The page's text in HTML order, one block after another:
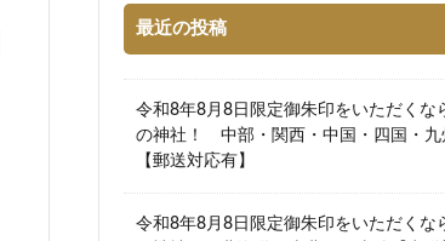
最近の投稿
令和8年8月8日限定御朱印をいただくな
の神社！ 中部・関西・中国・四国・九
【郵送対応有】
令和8年8月8日限定御朱印をいただくな